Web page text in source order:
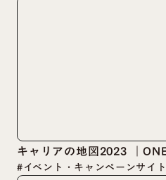
キャリアの地図2023 ｜
#イベント・キャンペーンサイト